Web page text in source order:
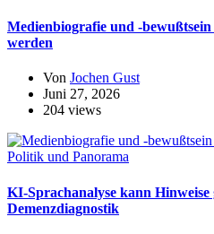
Medienbiografie und -
werden
Von Jochen Gust
Juni 27, 2026
204 views
Politik und Panorama
KI-Sprachanalyse kann Hinweise
Demenzdiagnostik